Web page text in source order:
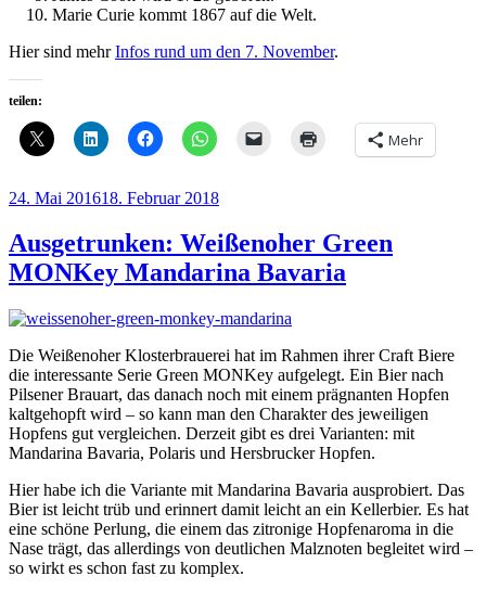
Marie Curie kommt 1867 auf die Welt.
Hier sind mehrInfos rund um den 7. November.
teilen:
Mehr
Veröffentlicht
24. Mai 201618. Februar 2018
Ausgetrunken: Weißenoher Green
MONKey Mandarina Bavaria
Die Weißenoher Klosterbrauerei hat im Rahmen ihrer Craft Biere
die interessante Serie Green MONKey aufgelegt. Ein Bier nach
Pilsener Brauart, das danach noch mit einem prägnanten Hopfen
kaltgehopft wird – so kann man den Charakter des jeweiligen
Hopfens gut vergleichen. Derzeit gibt es drei Varianten: mit
Mandarina Bavaria, Polaris und Hersbrucker Hopfen.
Hier habe ich die Variante mit Mandarina Bavaria ausprobiert. Das
Bier ist leicht trüb und erinnert damit leicht an ein Kellerbier. Es hat
eine schöne Perlung, die einem das zitronige Hopfenaroma in die
Nase trägt, das allerdings von deutlichen Malznoten begleitet wird –
so wirkt es schon fast zu komplex.